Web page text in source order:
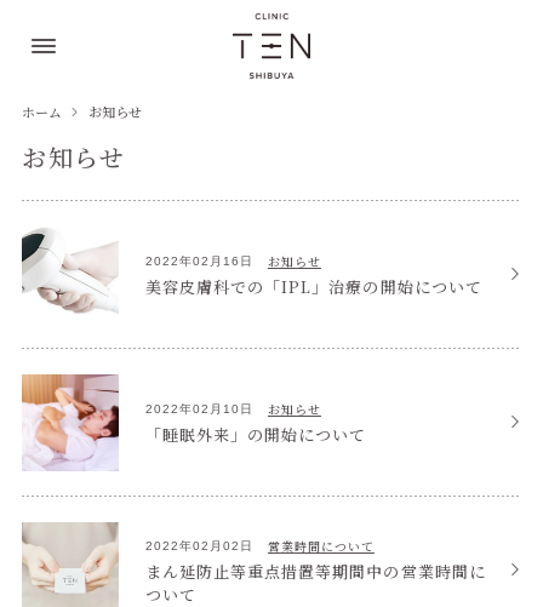
ホーム お知らせ
お知らせ
2022年02月16日 お知らせ
美容皮膚科での「IPL」治療の開始について
2022年02月10日 お知らせ
「睡眠外来」の開始について
2022年02月02日 営業時間について
まん延防止等重点措置等期間中の営業時間に
ついて